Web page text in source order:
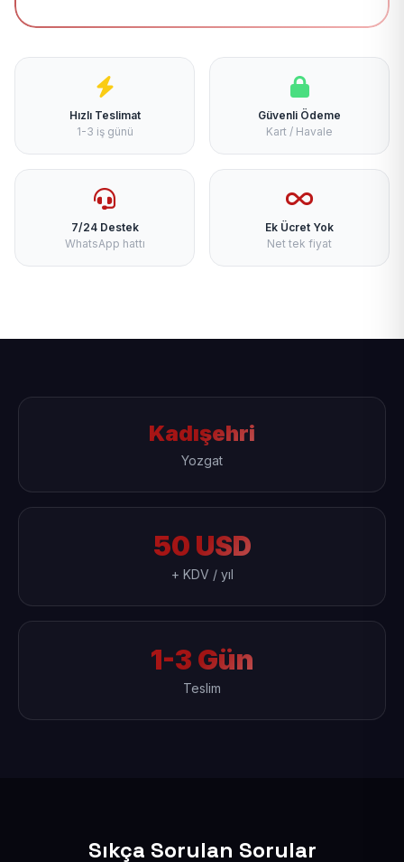
Hızlı Teslimat
1-3 iş günü
Güvenli Ödeme
Kart / Havale
7/24 Destek
WhatsApp hattı
Ek Ücret Yok
Net tek fiyat
Kadışehri
Yozgat
50 USD
+ KDV / yıl
1-3 Gün
Teslim
Sıkça Sorulan Sorular